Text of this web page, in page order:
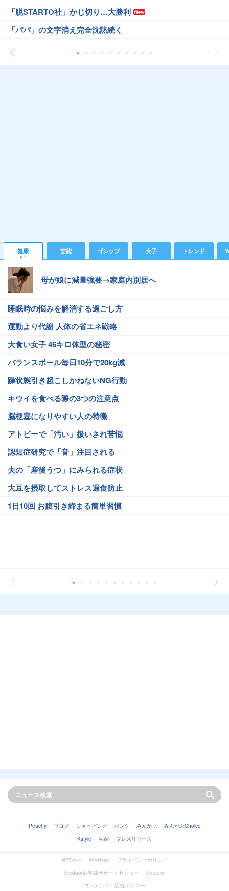
「脱STARTO社」かじ切り…大勝利
「パパ」の文字消え完全沈黙続く
健康 芸能 ゴシップ 女子 トレンド
母が娘に減量強要→家庭内別居へ
睡眠時の悩みを解消する過ごし方
運動より代謝 人体の省エネ戦略
大食い女子 46キロ体型の秘密
バランスボール毎日10分で20kg減
躁状態引き起こしかねないNG行動
キウイを食べる際の3つの注意点
脳梗塞になりやすい人の特徴
アトピーで「汚い」扱いされ苦悩
認知症研究で「音」注目される
夫の「産後うつ」にみられる症状
大豆を摂取してストレス過食防止
1日10回 お腹引き締まる簡単習慣
Peachy ブログ ショッピング バンク みんかぶ
みんかぶChoice
Kstyle
株探 プレスリリース
運営会社 利用規約
プライバシーポリシー
livedoorお客様サポートセンター
livedoor
コンテンツ・広告ポリシー